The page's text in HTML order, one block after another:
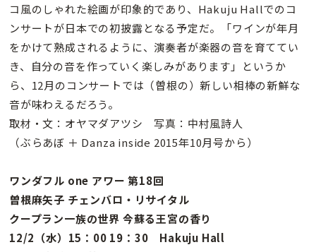
コ風のしゃれた絵画が印象的であり、Hakuju Hallでのコ
ンサートが日本での初披露となる予定だ。「ワインが年月
をかけて熟成されるように、演奏者が楽器の音を育ててい
き、自分の音を作っていく楽しみがあります」というか
ら、12月のコンサートでは（曽根の）新しい相棒の新鮮な
音が味わえるだろう。
取材・文：オヤマダアツシ 写真：中村風詩人
（ぶらあぼ ＋ Danza inside 2015年10月号から）
ワンダフル one アワー 第18回
曽根麻矢子 チェンバロ・リサイタル
クープラン一族の世界 今蘇る王宮の香り
12/2（水）15：00 19：30 Hakuju Hall